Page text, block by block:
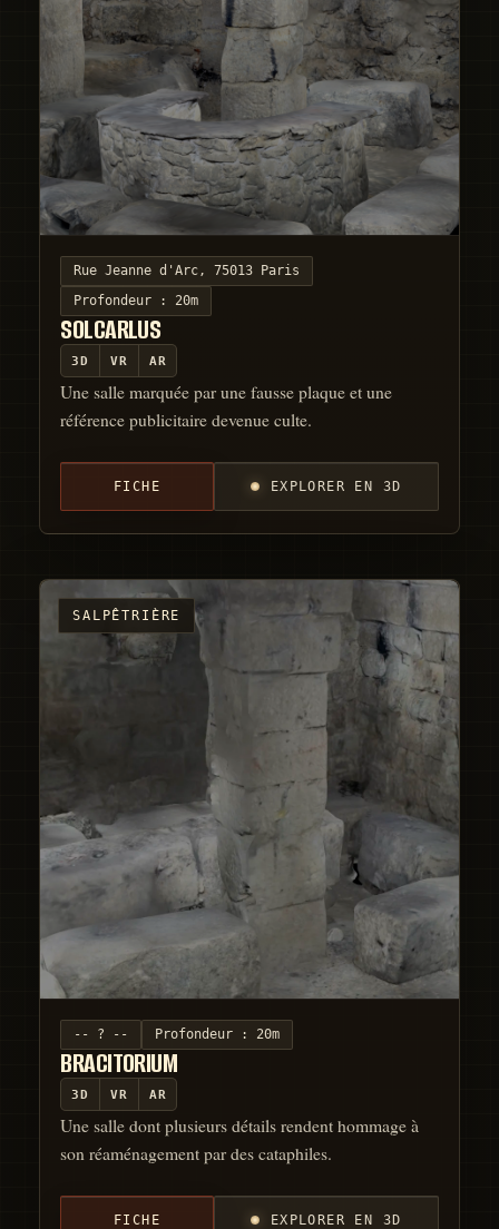
Rue Jeanne d'Arc, 75013 Paris
Profondeur : 20m
SOLCARLUS
3D VR AR
Une salle marquée par une fausse plaque et une
référence publicitaire devenue culte.
FICHE EXPLORER EN 3D
SALPÊTRIÈRE
-- ? -- Profondeur : 20m
BRACITORIUM
3D VR AR
Une salle dont plusieurs détails rendent hommage à
son réaménagement par des cataphiles.
FICHE EXPLORER EN 3D